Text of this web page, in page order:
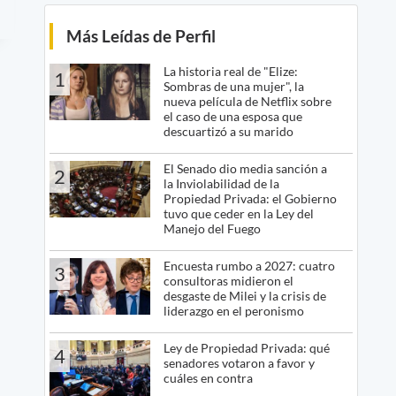
Más Leídas de Perfil
1
La historia real de "Elize:
Sombras de una mujer", la
nueva película de Netflix sobre
el caso de una esposa que
descuartizó a su marido
2
El Senado dio media sanción a
la Inviolabilidad de la
Propiedad Privada: el Gobierno
tuvo que ceder en la Ley del
Manejo del Fuego
3
Encuesta rumbo a 2027: cuatro
consultoras midieron el
desgaste de Milei y la crisis de
liderazgo en el peronismo
4
Ley de Propiedad Privada: qué
senadores votaron a favor y
cuáles en contra